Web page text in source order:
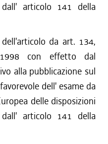
articolo 141 della
da art. 134,
con effetto dal
alla pubblicazione sul
dell' esame da
delle disposizioni
articolo 141 della